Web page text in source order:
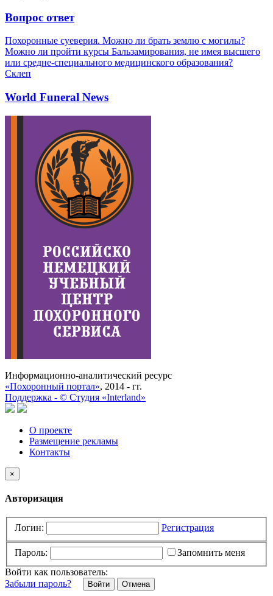
Вопрос ответ
Похоронные суеверия. Можно ли брать землю с могилы?
Можно ли пройти курсы Бальзамирования, не имея высшего
или средне-специального медицинского образования?
Склеп
World Funeral News
Информационно-аналитический ресурс
«Похоронный портал», 2014 - гг.
Поддержка - © Cтудия «Interland»
О проекте
Размещение рекламы
Контакты
×
Авторизация
Логин: Регистрация
Пароль:
Запомнить меня
Войти как пользователь:
Забыли пароль?
Отмена